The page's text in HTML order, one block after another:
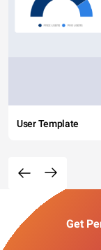
User Template
Get